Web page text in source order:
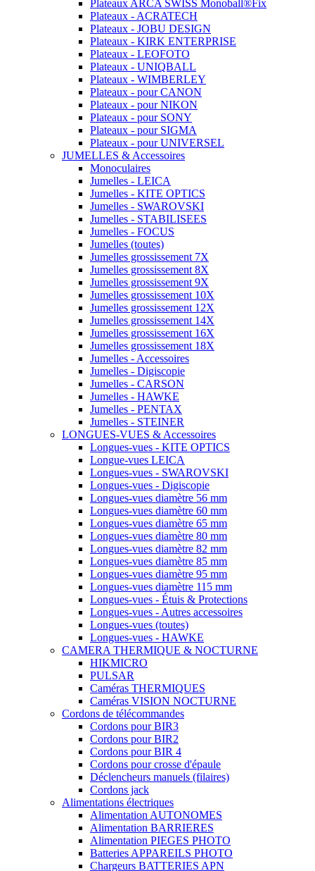
Plateaux ARCA SWISS Monoball®Fix
Plateaux - ACRATECH
Plateaux - JOBU DESIGN
Plateaux - KIRK ENTERPRISE
Plateaux - LEOFOTO
Plateaux - UNIQBALL
Plateaux - WIMBERLEY
Plateaux - pour CANON
Plateaux - pour NIKON
Plateaux - pour SONY
Plateaux - pour SIGMA
Plateaux - pour UNIVERSEL
JUMELLES & Accessoires
Monoculaires
Jumelles - LEICA
Jumelles - KITE OPTICS
Jumelles - SWAROVSKI
Jumelles - STABILISEES
Jumelles - FOCUS
Jumelles (toutes)
Jumelles grossissement 7X
Jumelles grossissement 8X
Jumelles grossissement 9X
Jumelles grossissement 10X
Jumelles grossissement 12X
Jumelles grossissement 14X
Jumelles grossissement 16X
Jumelles grossissement 18X
Jumelles - Accessoires
Jumelles - Digiscopie
Jumelles - CARSON
Jumelles - HAWKE
Jumelles - PENTAX
Jumelles - STEINER
LONGUES-VUES & Accessoires
Longues-vues - KITE OPTICS
Longue-vues LEICA
Longues-vues - SWAROVSKI
Longues-vues - Digiscopie
Longues-vues diamètre 56 mm
Longues-vues diamètre 60 mm
Longues-vues diamètre 65 mm
Longues-vues diamètre 80 mm
Longues-vues diamètre 82 mm
Longues-vues diamètre 85 mm
Longues-vues diamètre 95 mm
Longues-vues diamètre 115 mm
Longues-vues - Étuis & Protections
Longues-vues - Autres accessoires
Longues-vues (toutes)
Longues-vues - HAWKE
CAMERA THERMIQUE & NOCTURNE
HIKMICRO
PULSAR
Caméras THERMIQUES
Caméras VISION NOCTURNE
Cordons de télécommandes
Cordons pour BIR3
Cordons pour BIR2
Cordons pour BIR 4
Cordons pour crosse d'épaule
Déclencheurs manuels (filaires)
Cordons jack
Alimentations électriques
Alimentation AUTONOMES
Alimentation BARRIERES
Alimentation PIEGES PHOTO
Batteries APPAREILS PHOTO
Chargeurs BATTERIES APN